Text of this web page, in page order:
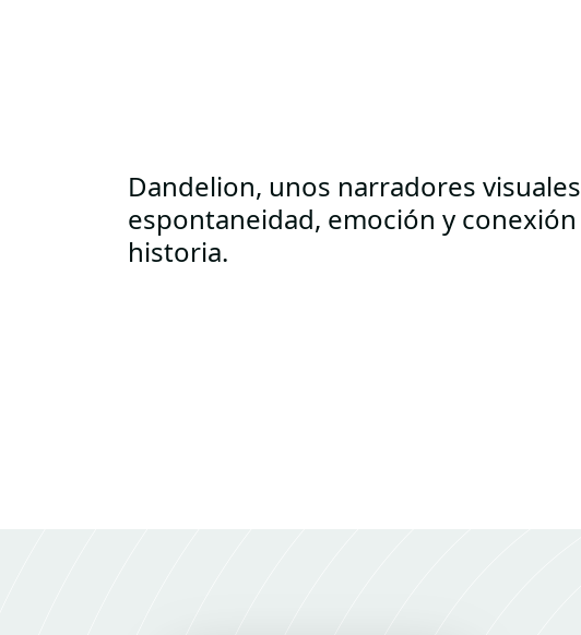
Dandelion, unos narradores
espontaneidad, emoción y
historia.